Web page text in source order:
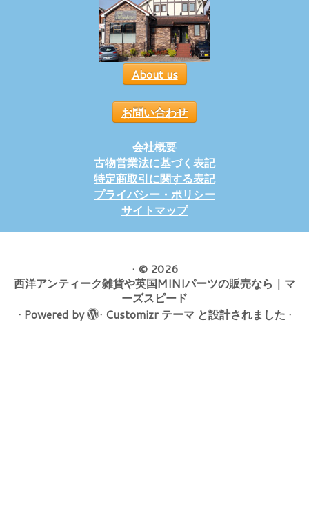
About us
お問い合わせ
会社概要
古物営業法に基づく表記
特定商取引に関する表記
プライバシー・ポリシー
サイトマップ
· © 2026
西洋アンティーク雑貨や英国MINIパーツの販売なら｜マ
ーズスピード
· Powered by · Customizr テーマ と設計されました ·